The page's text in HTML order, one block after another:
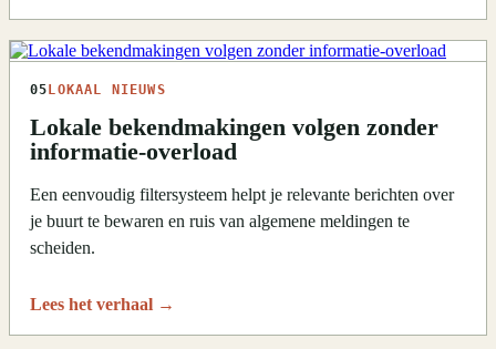
05 LOKAAL NIEUWS
Lokale bekendmakingen volgen zonder
informatie-overload
Een eenvoudig filtersysteem helpt je relevante berichten over
je buurt te bewaren en ruis van algemene meldingen te
scheiden.
Lees het verhaal →